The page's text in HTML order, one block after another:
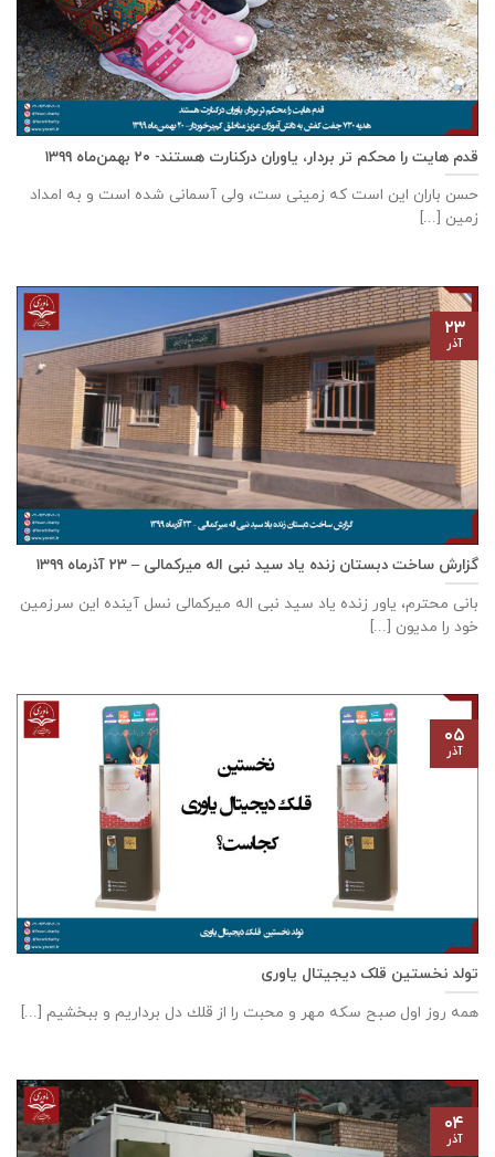
قدم هایت را محکم تر بردار، یاوران درکنارت هستند- ۲۰ بهمن‌ماه ۱۳۹۹
حسن باران این است که زمینی ست، ولی آسمانی شده است و به امداد
زمین [...]
گزارش ساخت دبستان زنده ياد سيد نبی اله ميركمالی – ۲۳ آذر‌ماه ۱۳۹۹
بانی محترم، یاور زنده ياد سيد نبی اله ميركمالی نسل آینده این سرزمین
خود را مدیون [...]
۲۳
آذر
تولد نخستین قلک دیجیتال یاوری
همه روز اول صبح سكه مهر و محبت را از قلك دل برداريم و ببخشيم [...]
۰۵
آذر
۰۴
آذر